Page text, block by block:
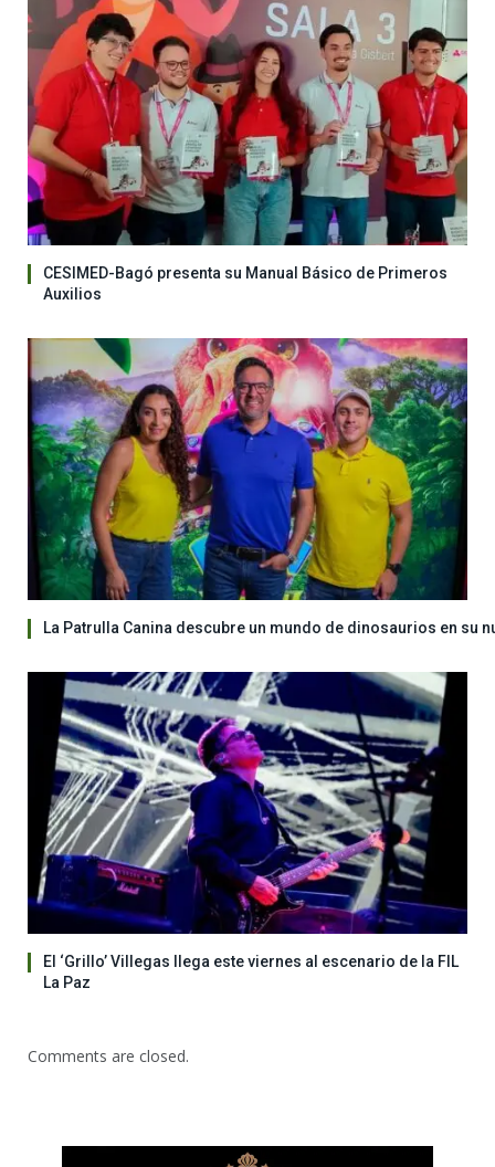
CESIMED-Bagó presenta su Manual Básico de Primeros
Auxilios
La Patrulla Canina descubre un mundo de dinosaurios en su
El ‘Grillo’ Villegas llega este viernes al escenario de la FIL
La Paz
Comments are closed.